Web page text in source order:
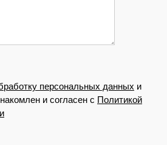
персональных данных и
и согласен с Политикой